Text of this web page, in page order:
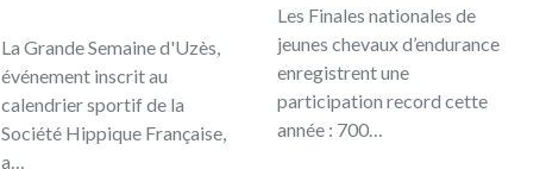
La Grande Semaine d'Uzès,
événement inscrit au
calendrier sportif de la
Société Hippique Française,
a…
Les Finales nationales de
jeunes chevaux d’endurance
enregistrent une
participation record cette
année : 700…